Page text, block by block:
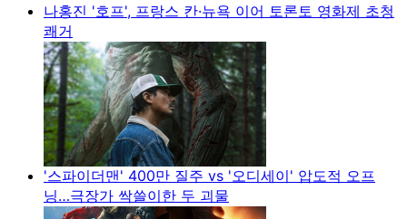
나홍진 '호프', 프랑스 칸·뉴욕 이어 토론토 영화제 초청
쾌거
'스파이더맨' 400만 질주 vs '오디세이' 압도적 오프
닝…극장가 싹쓸이한 두 괴물